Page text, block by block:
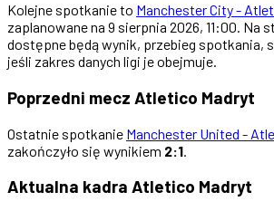
Kolejne spotkanie to Manchester City -
zaplanowane na 9 sierpnia 2026, 11:00. Na
dostępne będą wynik, przebieg spotkania,
jeśli zakres danych ligi je obejmuje.
Poprzedni mecz Atletico Madryt
Ostatnie spotkanie Manchester United -
zakończyło się wynikiem 2:1
Aktualna kadra Atletico Madryt